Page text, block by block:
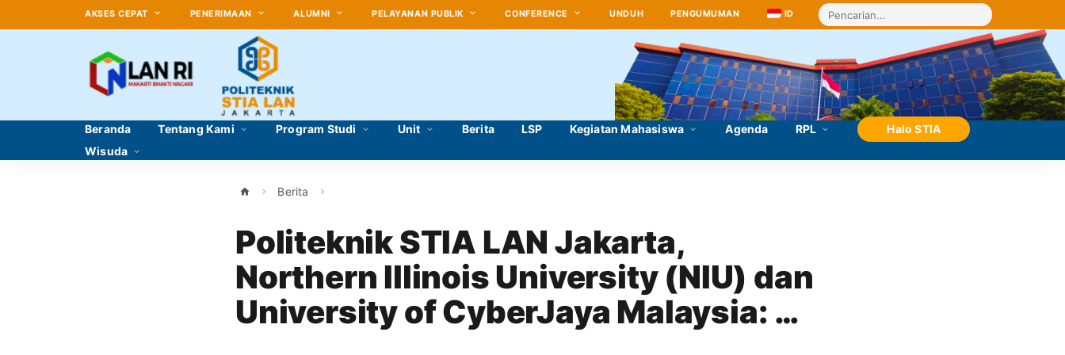
AKSES CEPAT PENERIMAAN ALUMNI PELAYANAN PUBLIK CONFERENCE UNDUH PENGUMUMAN ID
Beranda Tentang Kami Program Studi Unit Berita LSP Kegiatan Mahasiswa Agenda RPL
Halo STIA
Wisuda
Berita
Politeknik STIA LAN Jakarta,
Northern Illinois University (NIU) dan
University of CyberJaya Malaysia: